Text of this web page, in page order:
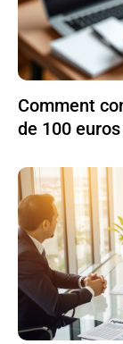
Comment
de 100